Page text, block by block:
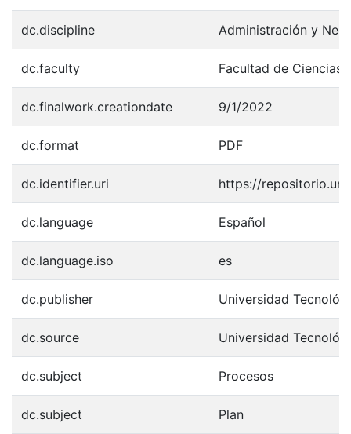
dc.discipline Administración y
dc.faculty Facultad de Ciencias
dc.finalwork.creationdate 9/1/2022
dc.format PDF
dc.identifier.uri https://
dc.language Español
dc.language.iso es
dc.publisher Universidad
dc.source Universidad
dc.subject Procesos
dc.subject Plan